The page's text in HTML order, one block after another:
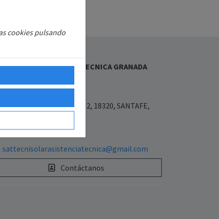
ASISTENCIA TECNICA GRANADA
Placeta las flores 3 bajo 2, 18320, SANTAFE,
sattecnisolarasistenciatecnica@gmail.com
Contáctanos
cookies pulsando